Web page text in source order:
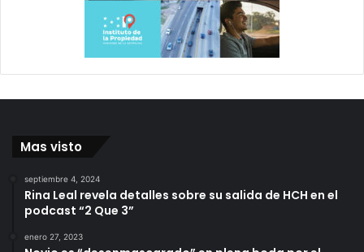
Mas visto
septiembre 4, 2024
Rina Leal revela detalles sobre su salida de HCH en el
podcast “2 Que 3”
enero 27, 2023